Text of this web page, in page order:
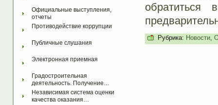
Официальные выступления,
отчеты
Противодействие коррупции
Публичные слушания
Электронная приемная
Градостроительная
деятельность. Получение…
Независимая система оценки
качества оказания…
Рубрика: Новости,